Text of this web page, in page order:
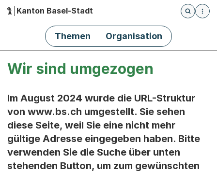
Hauptnavigation
Kanton Basel-Stadt
Öffnet
Themen Organisation
Wir sind umgezogen
Im August 2024 wurde die URL-Struktur
von www.bs.ch umgestellt. Sie sehen
diese Seite, weil Sie eine nicht mehr
gültige Adresse eingegeben haben. Bitte
verwenden Sie die Suche über unten
stehenden Button, um zum gewünschten